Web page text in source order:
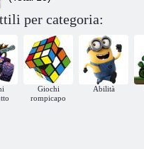
per categoria:
Giochi
rompicapo
Abilità